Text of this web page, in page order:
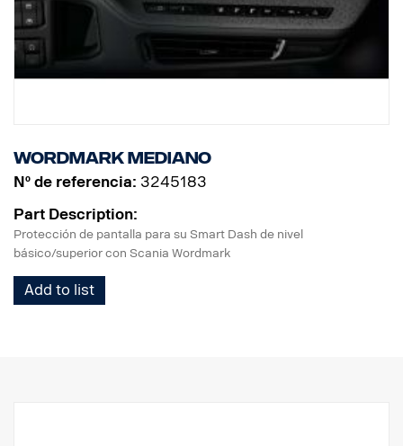
Wordmark mediano
Nº de referencia: 3245183
Part Description:
Protección de pantalla para su Smart Dash de nivel
básico/superior con Scania Wordmark
Add to list